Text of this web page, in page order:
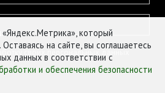
своих персональных данных
который
на сайте, вы соглашаетесь
данных в соответствии с
и обеспечения безопасности